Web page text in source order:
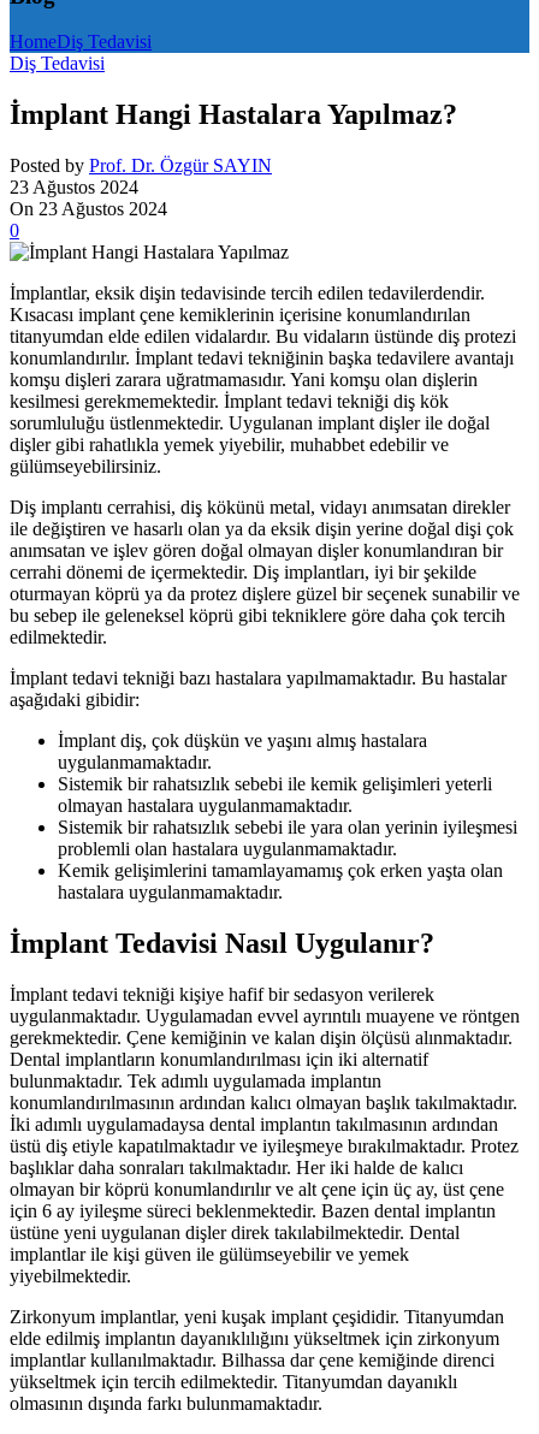
HomeDiş Tedavisi
Diş Tedavisi
İmplant Hangi Hastalara Yapılmaz?
Posted by Prof. Dr. Özgür SAYIN
23 Ağustos 2024
On 23 Ağustos 2024
0
İmplantlar, eksik dişin tedavisinde tercih edilen tedavilerdendir.
Kısacası implant çene kemiklerinin içerisine konumlandırılan
titanyumdan elde edilen vidalardır. Bu vidaların üstünde diş protezi
konumlandırılır. İmplant tedavi tekniğinin başka tedavilere avantajı
komşu dişleri zarara uğratmamasıdır. Yani komşu olan dişlerin
kesilmesi gerekmemektedir. İmplant tedavi tekniği diş kök
sorumluluğu üstlenmektedir. Uygulanan implant dişler ile doğal
dişler gibi rahatlıkla yemek yiyebilir, muhabbet edebilir ve
gülümseyebilirsiniz.
Diş implantı cerrahisi, diş kökünü metal, vidayı anımsatan direkler
ile değiştiren ve hasarlı olan ya da eksik dişin yerine doğal dişi çok
anımsatan ve işlev gören doğal olmayan dişler konumlandıran bir
cerrahi dönemi de içermektedir. Diş implantları, iyi bir şekilde
oturmayan köprü ya da protez dişlere güzel bir seçenek sunabilir ve
bu sebep ile geleneksel köprü gibi tekniklere göre daha çok tercih
edilmektedir.
İmplant tedavi tekniği bazı hastalara yapılmamaktadır. Bu hastalar
aşağıdaki gibidir:
İmplant diş, çok düşkün ve yaşını almış hastalara
uygulanmamaktadır.
Sistemik bir rahatsızlık sebebi ile kemik gelişimleri yeterli
olmayan hastalara uygulanmamaktadır.
Sistemik bir rahatsızlık sebebi ile yara olan yerinin iyileşmesi
problemli olan hastalara uygulanmamaktadır.
Kemik gelişimlerini tamamlayamamış çok erken yaşta olan
hastalara uygulanmamaktadır.
İmplant Tedavisi Nasıl Uygulanır?
İmplant tedavi tekniği kişiye hafif bir sedasyon verilerek
uygulanmaktadır. Uygulamadan evvel ayrıntılı muayene ve röntgen
gerekmektedir. Çene kemiğinin ve kalan dişin ölçüsü alınmaktadır.
Dental implantların konumlandırılması için iki alternatif
bulunmaktadır. Tek adımlı uygulamada implantın
konumlandırılmasının ardından kalıcı olmayan başlık takılmaktadır.
İki adımlı uygulamadaysa dental implantın takılmasının ardından
üstü diş etiyle kapatılmaktadır ve iyileşmeye bırakılmaktadır. Protez
başlıklar daha sonraları takılmaktadır. Her iki halde de kalıcı
olmayan bir köprü konumlandırılır ve alt çene için üç ay, üst çene
için 6 ay iyileşme süreci beklenmektedir. Bazen dental implantın
üstüne yeni uygulanan dişler direk takılabilmektedir. Dental
implantlar ile kişi güven ile gülümseyebilir ve yemek
yiyebilmektedir.
Zirkonyum implantlar, yeni kuşak implant çeşididir. Titanyumdan
elde edilmiş implantın dayanıklılığını yükseltmek için zirkonyum
implantlar kullanılmaktadır. Bilhassa dar çene kemiğinde direnci
yükseltmek için tercih edilmektedir. Titanyumdan dayanıklı
olmasının dışında farkı bulunmamaktadır.